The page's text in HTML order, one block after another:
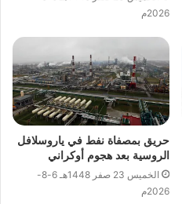
2026م
حريق بمصفاة نفط في ياروسلافل
الروسية بعد هجوم أوكراني
الخميس 23 صفر 1448هـ 6-8-
2026م